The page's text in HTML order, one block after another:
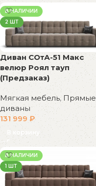
В НАЛИЧИИ
2 ШТ
Диван СОтА-51 Макс
велюр Роял тауп
(Предзаказ)
Мягкая мебель, Прямые
диваны
131 999 ₽
В корзину
В НАЛИЧИИ
1 ШТ